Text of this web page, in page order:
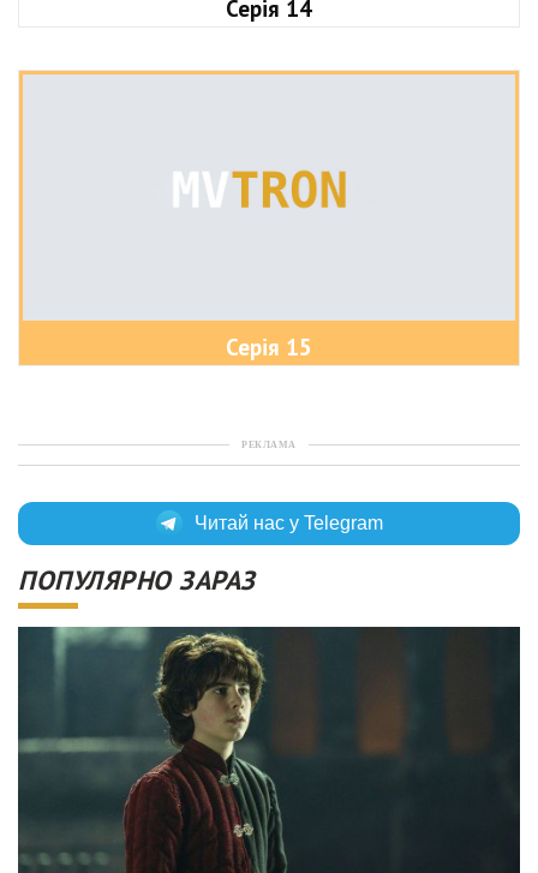
Серія 14
Серія 15
РЕКЛАМА
Читай нас у Telegram
ПОПУЛЯРНО ЗАРАЗ